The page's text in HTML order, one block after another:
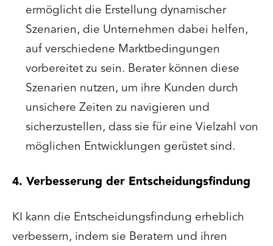
ermöglicht die Erstellung dynamischer
Szenarien, die Unternehmen dabei helfen,
auf verschiedene Marktbedingungen
vorbereitet zu sein. Berater können diese
Szenarien nutzen, um ihre Kunden durch
unsichere Zeiten zu navigieren und
sicherzustellen, dass sie für eine Vielzahl von
möglichen Entwicklungen gerüstet sind.
4. Verbesserung der Entscheidungsfindung
KI kann die Entscheidungsfindung erheblich
verbessern, indem sie Beratern und ihren